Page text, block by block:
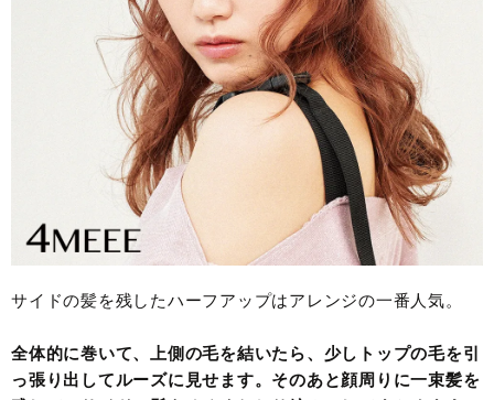
サイドの髪を残したハーフアップはアレンジの一番人気。
全体的に巻いて、上側の毛を結いたら、少しトップの毛を引
っ張り出してルーズに見せます。そのあと顔周りに一束髪を